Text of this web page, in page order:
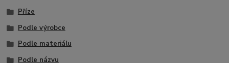
Příze
Podle výrobce
Podle materiálu
Podle názvu